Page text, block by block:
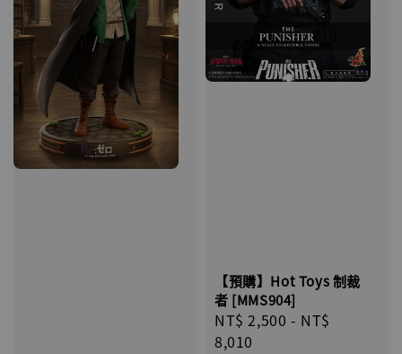
【預購】Hot Toys 制裁
者 [MMS904]
Regular
price
NT$ 2,500 - NT$
8,010